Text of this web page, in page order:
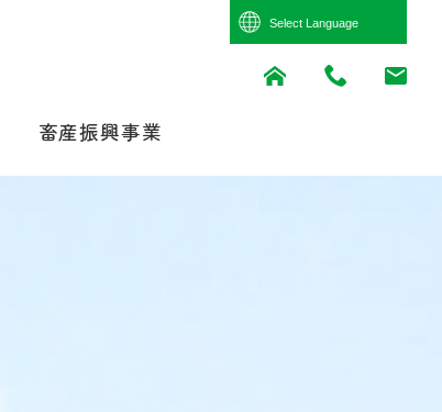
畜産振興事業
Powered by Translate